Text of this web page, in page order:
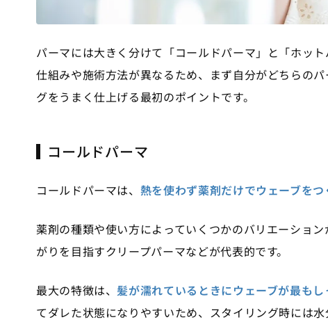
パーマには大きく分けて「コールドパーマ」と「ホッ
仕組みや施術方法が異なるため、まず自分がどちらの
グをうまく仕上げる最初のポイントです。
コールドパーマ
コールドパーマは、 熱を使わず薬剤だけでウェーブを
薬剤の種類や使い方によっていくつかのバリエーショ
がりを目指すクリープパーマなどが代表的です。
最大の特徴は、髪が濡れているときにウェーブが最もし
てダレた状態になりやすいため、スタイリング時には水